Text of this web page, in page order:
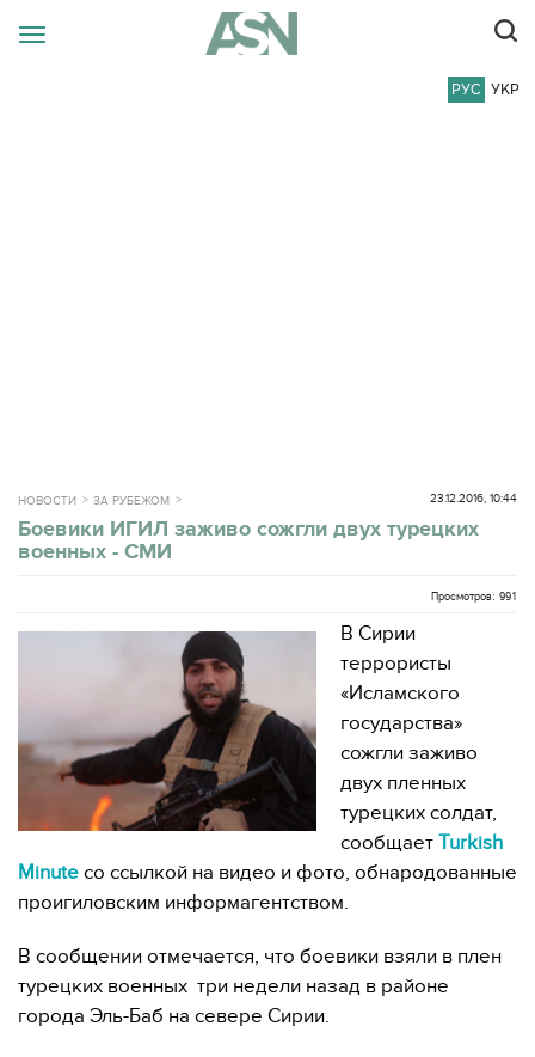
РУС УКР
НОВОСТИ ЗА РУБЕЖОМ 23.12.2016, 10:44
Боевики ИГИЛ заживо сожгли двух турецких
военных - СМИ
Просмотров: 991
В Сирии
террористы
«Исламского
государства»
сожгли заживо
двух пленных
турецких солдат,
сообщает Turkish
Minute со ссылкой на видео и фото, обнародованные
проигиловским информагентством.
В сообщении отмечается, что боевики взяли в плен
турецких военных три недели назад в районе
города Эль-Баб на севере Сирии.